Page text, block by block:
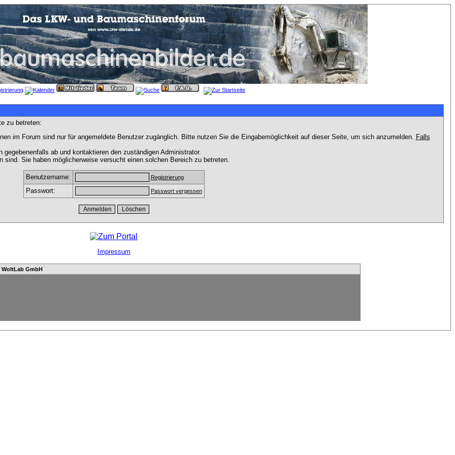
zu betreten:
im Forum sind nur für angemeldete Benutzer zugänglich. Bitte nutzen Sie die Eingabemöglichkeit auf dieser Seite, um sich anzumelden. Falls
ab und kontaktieren den zuständigen Administrator.
Sie haben möglicherweise versucht einen solchen Bereich zu betreten.
Benutzername: Registrierung
Passwort: Passwort vergessen
Impressum
WoltLab GmbH